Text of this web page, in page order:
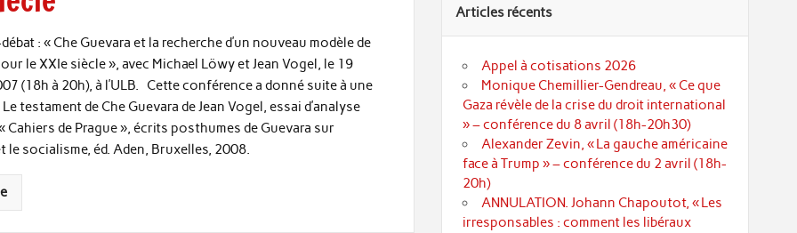
: « Che Guevara et la recherche d’un nouveau modèle de
le XXIe siècle », avec Michael Löwy et Jean Vogel, le 19
(18h à 20h), à l’ULB. Cette conférence a donné suite à une
testament de Che Guevara de Jean Vogel, essai d’analyse
Cahiers de Prague », écrits posthumes de Guevara sur
le socialisme, éd. Aden, Bruxelles, 2008.
Articles récents
Appel à cotisations 2026
Monique Chemillier-Gendreau, « Ce que
Gaza révèle de la crise du droit international
» – conférence du 8 avril (18h-20h30)
Alexander Zevin, « La gauche américaine
face à Trump » – conférence du 2 avril (18h-
20h)
ANNULATION. Johann Chapoutot, « Les
irresponsables : comment les libéraux